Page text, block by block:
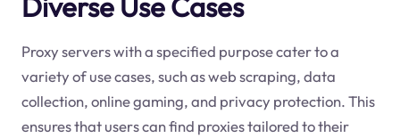
Proxy servers with a specified purpose cater to a
variety of use cases, such as web scraping, data
collection, online gaming, and privacy protection. This
ensures that users can find proxies tailored to their